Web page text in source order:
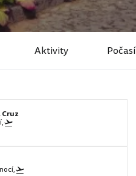
Aktivity Počasí
Cruz